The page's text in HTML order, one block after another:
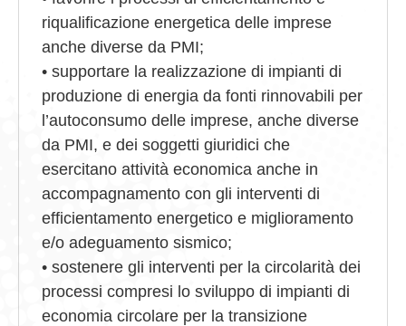
riqualificazione energetica delle imprese
anche diverse da PMI;
• supportare la realizzazione di impianti di
produzione di energia da fonti rinnovabili per
l’autoconsumo delle imprese, anche diverse
da PMI, e dei soggetti giuridici che
esercitano attività economica anche in
accompagnamento con gli interventi di
efficientamento energetico e miglioramento
e/o adeguamento sismico;
• sostenere gli interventi per la circolarità dei
processi compresi lo sviluppo di impianti di
economia circolare per la transizione